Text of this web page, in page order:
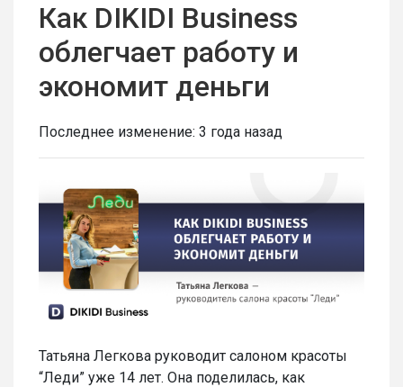
Как DIKIDI Business
облегчает работу и
экономит деньги
Последнее изменение: 3 года назад
Татьяна Легкова руководит салоном красоты
“Леди” уже 14 лет. Она поделилась, как